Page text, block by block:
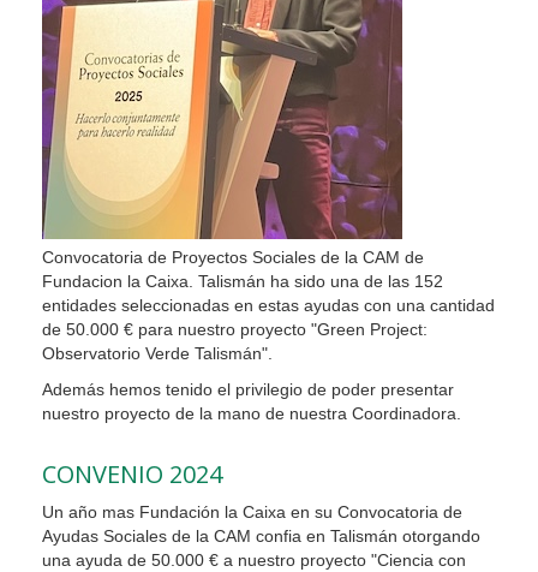
Convocatoria de Proyectos Sociales de la CAM de
Fundacion la Caixa. Talismán ha sido una de las 152
entidades seleccionadas en estas ayudas con una cantidad
de 50.000 € para nuestro proyecto "Green Project:
Observatorio Verde Talismán".
Además hemos tenido el privilegio de poder presentar
nuestro proyecto de la mano de nuestra Coordinadora.
CONVENIO 2024
Un año mas Fundación la Caixa en su Convocatoria de
Ayudas Sociales de la CAM confia en Talismán otorgando
una ayuda de 50.000 € a nuestro proyecto "Ciencia con